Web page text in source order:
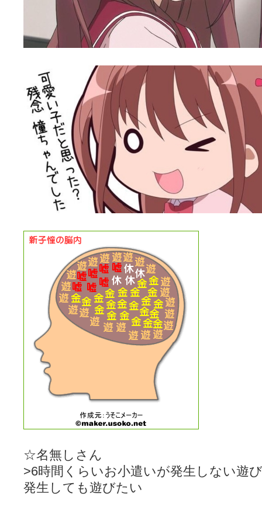
☆名無しさん
>6時間くらいお小遣いが発生しない遊
発生しても遊びたい